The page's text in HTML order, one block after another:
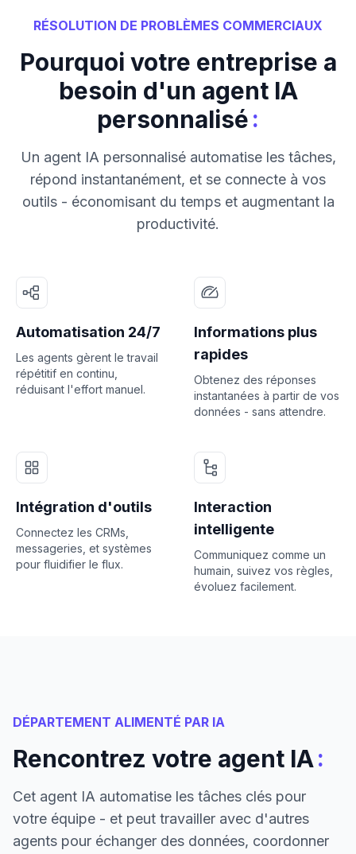
RÉSOLUTION DE PROBLÈMES COMMERCIAUX
Pourquoi votre entreprise a
besoin d'un agent IA
personnalisé:
Un agent IA personnalisé automatise les tâches,
répond instantanément, et se connecte à vos
outils - économisant du temps et augmentant la
productivité.
Automatisation 24/7
Les agents gèrent le travail
répétitif en continu,
réduisant l'effort manuel.
Informations plus
rapides
Obtenez des réponses
instantanées à partir de vos
données - sans attendre.
Intégration d'outils
Connectez les CRMs,
messageries, et systèmes
pour fluidifier le flux.
Interaction
intelligente
Communiquez comme un
humain, suivez vos règles,
évoluez facilement.
DÉPARTEMENT ALIMENTÉ PAR IA
Rencontrez votre agent IA:
Cet agent IA automatise les tâches clés pour
votre équipe - et peut travailler avec d'autres
agents pour échanger des données, coordonner